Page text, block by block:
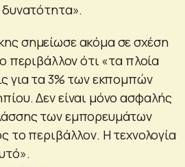
δυνατότητα».
σημείωσε ακόμα σε σχέση
περιβάλλον ότι «τα πλοία
για τα 3% των εκπομπών
Δεν είναι μόνο ασφαλής
των εμπορευμάτων
το περιβάλλον. Η τεχνολογία